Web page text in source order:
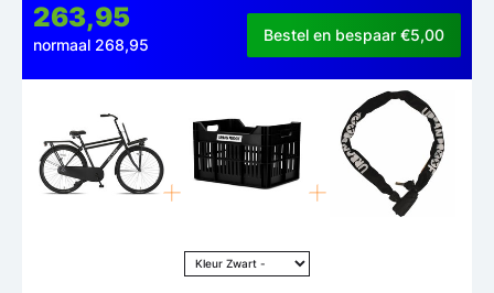
263,95
normaal 268,95
Bestel en bespaar €5,00